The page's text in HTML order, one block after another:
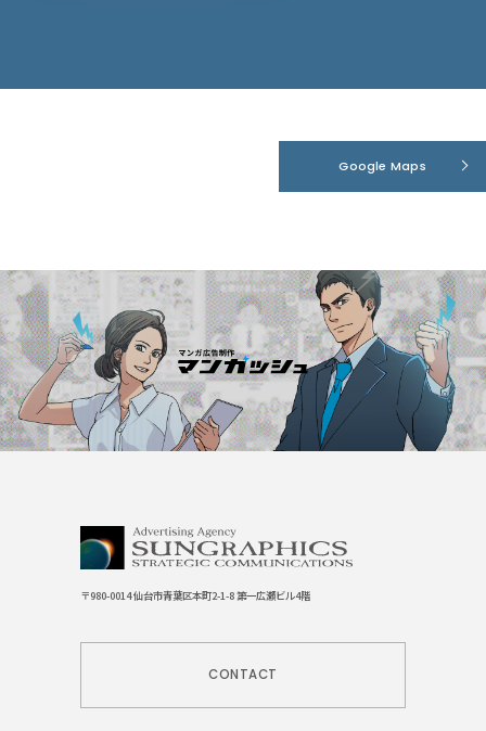
Google Maps
〒980-0014 仙台市青葉区本町2-1-8 第一広瀬ビル4階
CONTACT